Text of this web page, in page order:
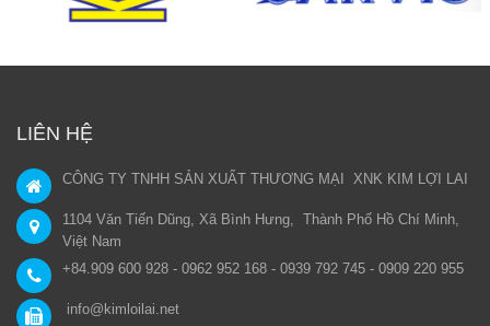
LIÊN HỆ
CÔNG TY TNHH SẢN XUẤT THƯƠNG MẠI XNK KIM LỢI LAI
1104 Văn Tiến Dũng, Xã Bình Hưng, Thành Phố Hồ Chí Minh,
Việt Nam
+84.909 600 928 - 0962 952 168 - 0939 792 745 - 0909 220 955
info@kimloilai.net